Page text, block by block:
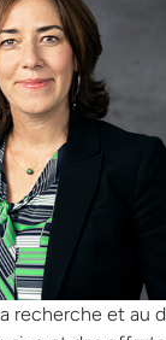
recherche et au